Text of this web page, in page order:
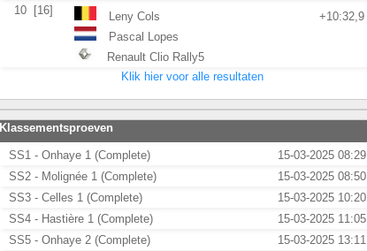
10
[16] Leny Cols
+10:32,9
Pascal Lopes
Renault Clio Rally5
Klik hier voor alle resultaten
Klassementsproeven
SS1 - Onhaye 1 (Complete)
15-03-2025 08:29
SS2 - Molignée 1 (Complete)
15-03-2025 08:50
SS3 - Celles 1 (Complete)
15-03-2025 10:20
SS4 - Hastière 1 (Complete)
15-03-2025 11:05
SS5 - Onhaye 2 (Complete)
15-03-2025 13:11